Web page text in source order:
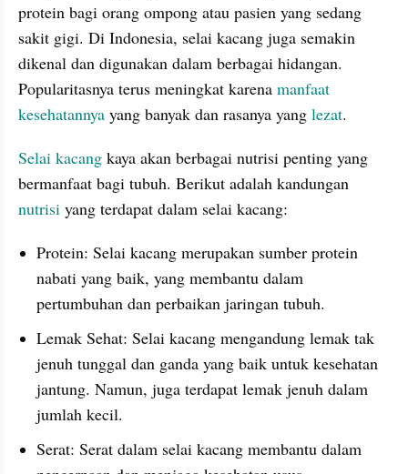
protein bagi orang ompong atau pasien yang sedang
sakit gigi. Di Indonesia, selai kacang juga semakin
dikenal dan digunakan dalam berbagai hidangan.
Popularitasnya terus meningkat karena manfaat
kesehatannya yang banyak dan rasanya yang lezat.
Selai kacang kaya akan berbagai nutrisi penting yang
nutrisi yang terdapat dalam selai kacang:
Protein: Selai kacang merupakan sumber protein
nabati yang baik, yang membantu dalam
pertumbuhan dan perbaikan jaringan tubuh.
Lemak Sehat: Selai kacang mengandung lemak tak
jenuh tunggal dan ganda yang baik untuk kesehatan
jantung. Namun, juga terdapat lemak jenuh dalam
jumlah kecil.
Serat: Serat dalam selai kacang membantu dalam